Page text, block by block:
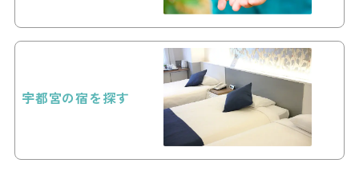
宇都宮の宿を探す